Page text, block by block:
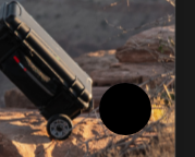
Avis juridique